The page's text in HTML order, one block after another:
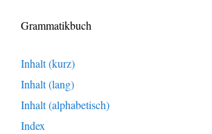
Grammatikbuch
Inhalt (kurz)
Inhalt (lang)
Inhalt (alphabetisch)
Index